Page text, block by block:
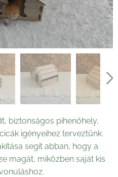
biztonságos pihenőhely,
igényeihez terveztünk.
segít abban, hogy a
magát, miközben saját kis